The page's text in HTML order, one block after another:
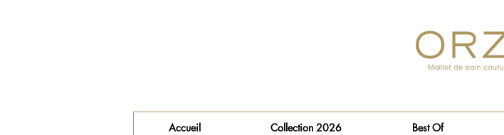
Accueil Collection 2026 Best Of